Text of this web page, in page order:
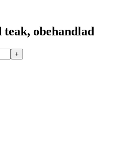
obehandlad
+